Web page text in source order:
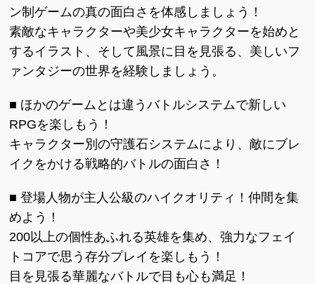
ン制ゲームの真の面白さを体感しましょう！
素敵なキャラクターや美少女キャラクターを始めと
するイラスト、そして風景に目を見張る、美しいフ
ァンタジーの世界を経験しましょう。
■ ほかのゲームとは違うバトルシステムで新しい
RPGを楽しもう！
キャラクター別の守護石システムにより、敵にブレ
イクをかける戦略的バトルの面白さ！
■ 登場人物が主人公級のハイクオリティ！仲間を集
めよう！
200以上の個性あふれる英雄を集め、強力なフェイ
トコアで思う存分プレイを楽しもう！
目を見張る華麗なバトルで目も心も満足！